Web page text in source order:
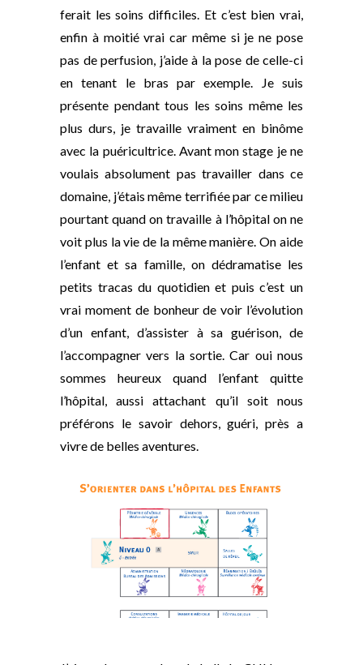
ferait les soins difficiles. Et c’est bien vrai,
enfin à moitié vrai car même si je ne pose
pas de perfusion, j’aide à la pose de celle-ci
en tenant le bras par exemple. Je suis
présente pendant tous les soins même les
plus durs, je travaille vraiment en binôme
avec la puéricultrice. Avant mon stage je ne
voulais absolument pas travailler dans ce
domaine, j’étais même terrifiée par ce milieu
pourtant quand on travaille à l’hôpital on ne
voit plus la vie de la même manière. On aide
l’enfant et sa famille, on dédramatise les
petits tracas du quotidien et puis c’est un
vrai moment de bonheur de voir l’évolution
d’un enfant, d’assister à sa guérison, de
l’accompagner vers la sortie. Car oui nous
sommes heureux quand l’enfant quitte
l’hôpital, aussi attachant qu’il soit nous
préférons le savoir dehors, guéri, près a
vivre de belles aventures.